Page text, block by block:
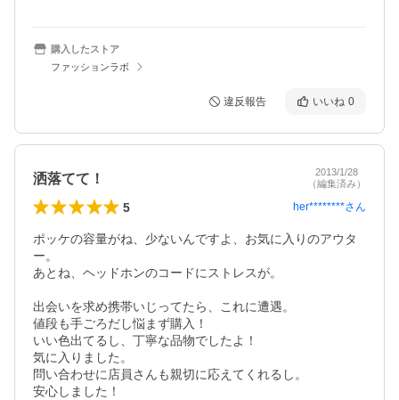
購入したストア
ファッションラボ
違反報告 いいね 0
洒落てて！
2013/1/28
（編集済み）
5 her********さん
ポッケの容量がね、少ないんですよ、お気に入りのアウタ
ー。
あとね、ヘッドホンのコードにストレスが。
出会いを求め携帯いじってたら、これに遭遇。
値段も手ごろだし悩まず購入！
いい色出てるし、丁寧な品物でしたよ！
気に入りました。
問い合わせに店員さんも親切に応えてくれるし。
安心しました！